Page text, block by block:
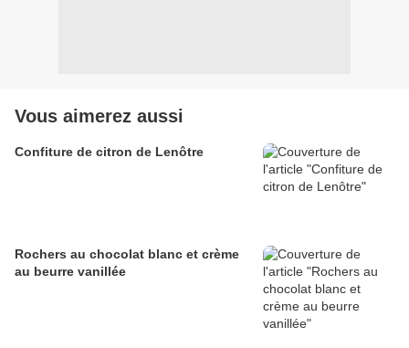
Vous aimerez aussi
Confiture de citron de Lenôtre
Rochers au chocolat blanc et crème
au beurre vanillée